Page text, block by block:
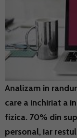
Analizam in
care a inchiriat a
fizica. 70% din
personal, iar